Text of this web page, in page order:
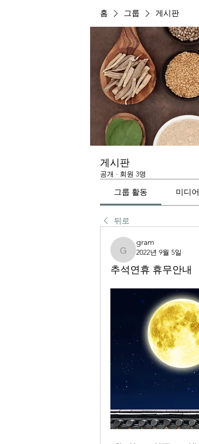
홈 그룹 게시판
게시판
공개 · 회원 3명
그룹 활동 미디어
뒤로
gram
gram
2022년 9월 5일
추석연휴 휴무안내